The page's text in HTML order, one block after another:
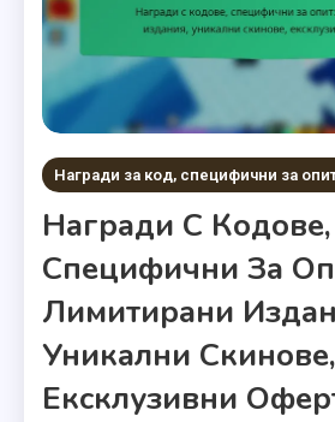
Награди за код, специфични за
Награди С Кодове,
Специфични За
Лимитирани
Уникални Скинове,
Ексклузивни